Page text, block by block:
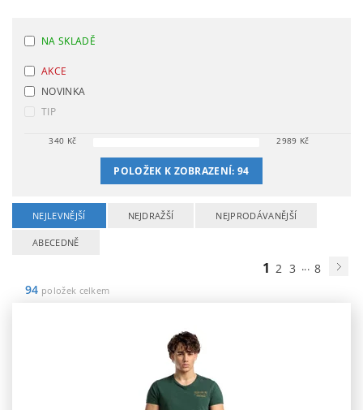
NA SKLADĚ
AKCE
NOVINKA
TIP
340 Kč 2989 Kč
POLOŽEK K ZOBRAZENÍ:94
NEJLEVNĚJŠÍ NEJDRAŽŠÍ NEJPRODÁVANĚJŠÍ
ABECEDNĚ
1 2 3 ... 8
94 položek celkem